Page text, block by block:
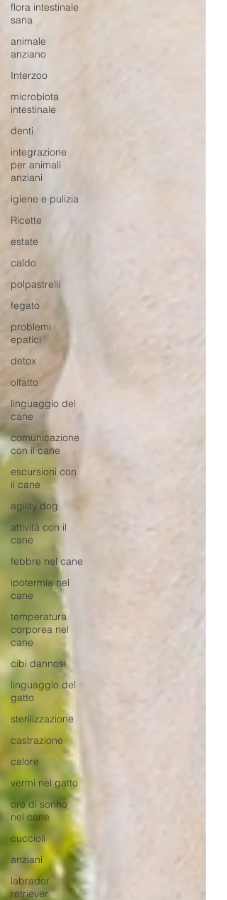
flora intestinale
sana
animale
anziano
Interzoo
microbiota
intestinale
denti
integrazione
per animali
anziani
igiene e pulizia
Ricette
estate
caldo
polpastrelli
fegato
problemi
epatici
detox
olfatto
linguaggio del
cane
comunicazione
con il cane
escursioni con
il cane
agility dog
attività con il
cane
febbre nel cane
ipotermia nel
cane
temperatura
corporea nel
cane
cibi dannosi
linguaggio del
gatto
sterilizzazione
castrazione
calore
vermi nel gatto
ore di sonno
nel cane
cuccioli
anziani
labrador
retriever